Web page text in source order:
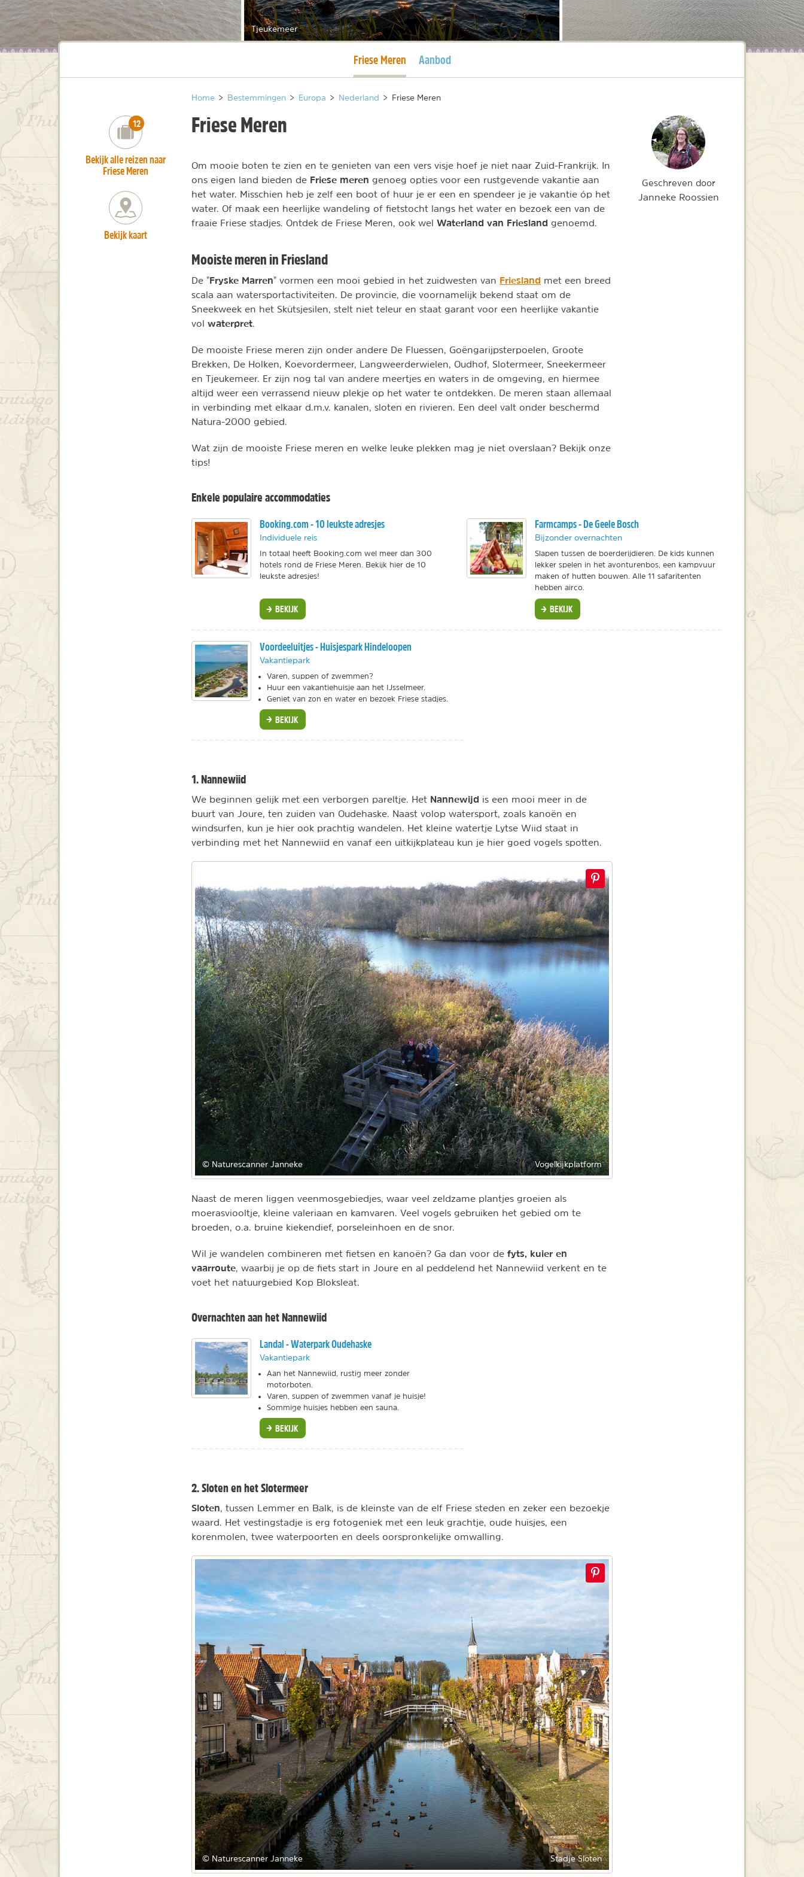
Tjeukemeer
Huidige pagina
Friese Meren Aanbod
Home > Bestemmingen > Europa > Nederland > Friese Meren
Friese Meren
Om mooie boten te zien en te genieten van een vers visje hoef je niet naar Zuid-Frankrijk. In
ons eigen land bieden de Friese meren genoeg opties voor een rustgevende vakantie aan
het water. Misschien heb je zelf een boot of huur je er een en spendeer je je vakantie óp het
water. Of maak een heerlijke wandeling of fietstocht langs het water en bezoek een van de
fraaie Friese stadjes. Ontdek de Friese Meren, ook wel Waterland van Friesland genoemd.
Mooiste meren in Friesland
De "Fryske Marren" vormen een mooi gebied in het zuidwesten van Friesland met een breed
scala aan watersportactiviteiten. De provincie, die voornamelijk bekend staat om de
Sneekweek en het Skûtsjesilen, stelt niet teleur en staat garant voor een heerlijke vakantie
vol waterpret.
De mooiste Friese meren zijn onder andere De Fluessen, Goëngarijpsterpoelen, Groote
Brekken, De Holken, Koevordermeer, Langweerderwielen, Oudhof, Slotermeer, Sneekermeer
en Tjeukemeer. Er zijn nog tal van andere meertjes en waters in de omgeving, en hiermee
altijd weer een verrassend nieuw plekje op het water te ontdekken. De meren staan allemaal
in verbinding met elkaar d.m.v. kanalen, sloten en rivieren. Een deel valt onder beschermd
Natura-2000 gebied.
Wat zijn de mooiste Friese meren en welke leuke plekken mag je niet overslaan? Bekijk onze
tips!
Enkele populaire accommodaties
Booking.com - 10 leukste adresjes
Individuele reis
In totaal heeft Booking.com wel meer dan 300
hotels rond de Friese Meren. Bekijk hier de 10
leukste adresjes!
BEKIJK
Farmcamps - De Geele Bosch
Bijzonder overnachten
Slapen tussen de boerderijdieren. De kids kunnen
lekker spelen in het avonturenbos, een kampvuur
maken of hutten bouwen. Alle 11 safaritenten
hebben airco.
BEKIJK
Voordeeluitjes - Huisjespark Hindeloopen
Vakantiepark
Varen, suppen of zwemmen?
Huur een vakantiehuisje aan het IJsselmeer.
Geniet van zon en water en bezoek Friese stadjes.
BEKIJK
1. Nannewiid
We beginnen gelijk met een verborgen pareltje. Het Nannewijd is een mooi meer in de
buurt van Joure, ten zuiden van Oudehaske. Naast volop watersport, zoals kanoën en
windsurfen, kun je hier ook prachtig wandelen. Het kleine watertje Lytse Wiid staat in
verbinding met het Nannewiid en vanaf een uitkijkplateau kun je hier goed vogels spotten.
© Naturescanner Janneke Vogelkijkplatform
Naast de meren liggen veenmosgebiedjes, waar veel zeldzame plantjes groeien als
moerasviooltje, kleine valeriaan en kamvaren. Veel vogels gebruiken het gebied om te
broeden, o.a. bruine kiekendief, porseleinhoen en de snor.
Wil je wandelen combineren met fietsen en kanoën? Ga dan voor de fyts, kuier en
vaarroute , waarbij je op de fiets start in Joure en al peddelend het Nannewiid verkent en te
voet het natuurgebied Kop Bloksleat.
Overnachten aan het Nannewiid
Landal - Waterpark Oudehaske
Vakantiepark
Aan het Nannewiid, rustig meer zonder
motorboten.
Varen, suppen of zwemmen vanaf je huisje!
Sommige huisjes hebben een sauna.
BEKIJK
2. Sloten en het Slotermeer
Sloten , tussen Lemmer en Balk, is de kleinste van de elf Friese steden en zeker een bezoekje
waard. Het vestingstadje is erg fotogeniek met een leuk grachtje, oude huisjes, een
korenmolen, twee waterpoorten en deels oorspronkelijke omwalling.
© Naturescanner Janneke Stadje Sloten
number_of_trips:
12
Bekijk alle reizen naar
Friese Meren
Bekijk kaart
Geschreven door
Janneke Roossien